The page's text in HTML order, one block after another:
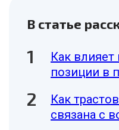
В статье
Как влияет
позиции в
Как
связана с